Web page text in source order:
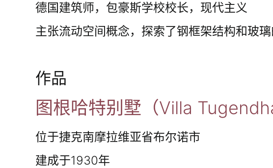
德国建筑师，包豪斯学校校长，现代主义
主张流动空间概念，探索了钢框架结构和玻
作品
图根哈特别墅（Villa
位于捷克南摩拉维亚省布尔诺市
建成于1930年